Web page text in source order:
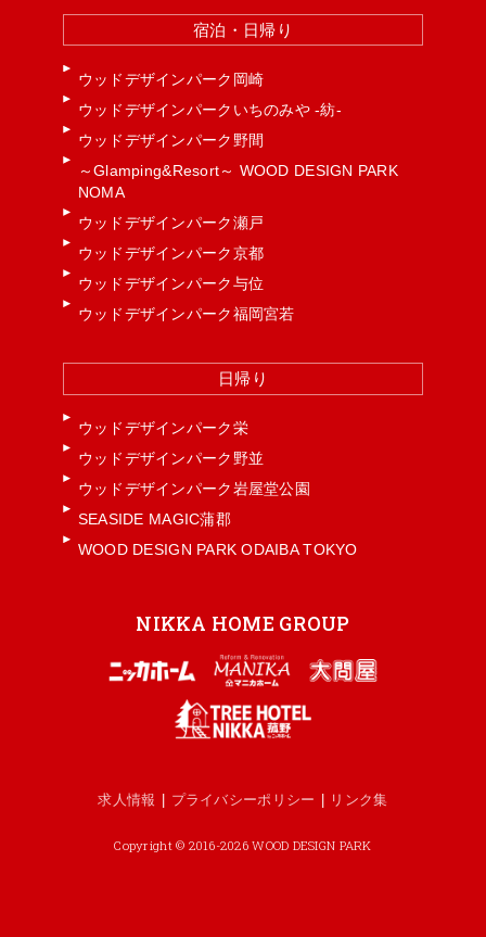
宿泊・日帰り
ウッドデザインパーク岡崎
ウッドデザインパークいちのみや -紡-
ウッドデザインパーク野間
～Glamping&Resort～ WOOD DESIGN PARK
NOMA
ウッドデザインパーク瀬戸
ウッドデザインパーク京都
ウッドデザインパーク与位
ウッドデザインパーク福岡宮若
日帰り
ウッドデザインパーク栄
ウッドデザインパーク野並
ウッドデザインパーク岩屋堂公園
SEASIDE MAGIC蒲郡
WOOD DESIGN PARK ODAIBA TOKYO
NIKKA HOME GROUP
求人情報 プライバシーポリシー リンク集
Copyright © 2016-2026 WOOD DESIGN PARK